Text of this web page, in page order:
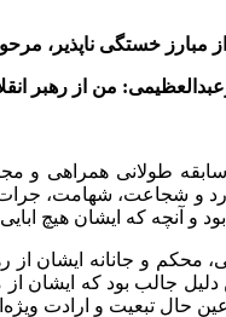
مبارز خستگی ناپذیر،
سابقه طولانی همراهی
و شجاعت، شهامت،
محکم و جانانه
میرعبدالعظیمی به این